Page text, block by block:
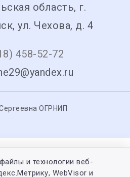
область, г.
ул. Чехова, д. 4
458-52-72
ОГРНИП
и технологии веб-
WebVisor и